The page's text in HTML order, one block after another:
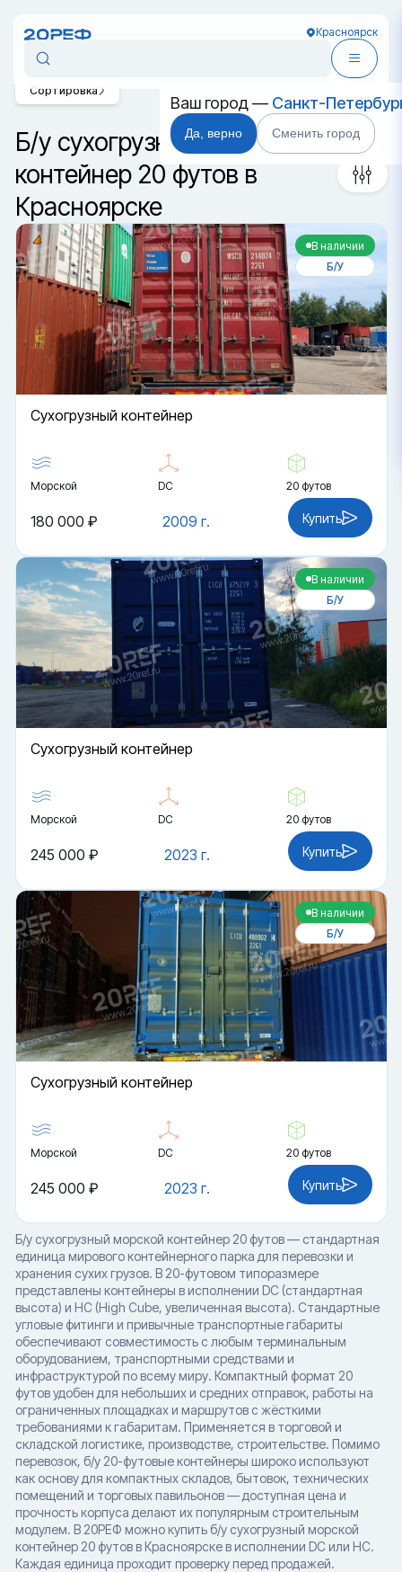
Красноярск
Ваш город — Санкт-
Да, верно Сменить город
Б/у сухогрузный морской
контейнер 20 футов в
Красноярске
Сортировка
В наличии
Б/У
Cухогрузный контейнер
Морской DC 20 футов
2009 г.
180 000 ₽ Купить
В наличии
Б/У
Cухогрузный контейнер
Морской DC 20 футов
2023 г.
245 000 ₽ Купить
В наличии
Б/У
Cухогрузный контейнер
Морской DC 20 футов
2023 г.
245 000 ₽ Купить
Б/у сухогрузный морской контейнер 20 футов — стандартная
единица мирового контейнерного парка для перевозки и
хранения сухих грузов. В 20-футовом типоразмере
представлены контейнеры в исполнении DC (стандартная
высота) и HC (High Cube, увеличенная высота). Стандартные
угловые фитинги и привычные транспортные габариты
обеспечивают совместимость с любым терминальным
оборудованием, транспортными средствами и
инфраструктурой по всему миру. Компактный формат 20
футов удобен для небольших и средних отправок, работы на
ограниченных площадках и маршрутов с жёсткими
требованиями к габаритам. Применяется в торговой и
складской логистике, производстве, строительстве. Помимо
перевозок, б/у 20-футовые контейнеры широко используют
как основу для компактных складов, бытовок, технических
помещений и торговых павильонов — доступная цена и
прочность корпуса делают их популярным строительным
модулем. В 20РЕФ можно купить б/у сухогрузный морской
контейнер 20 футов в Красноярске в исполнении DC или HC.
Каждая единица проходит проверку перед продажей.